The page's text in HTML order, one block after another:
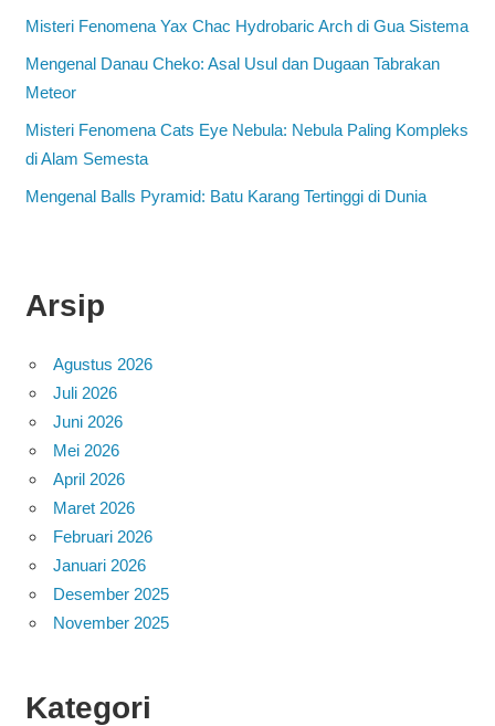
Misteri Fenomena Yax Chac Hydrobaric Arch di Gua Sistema
Mengenal Danau Cheko: Asal Usul dan Dugaan Tabrakan
Meteor
Misteri Fenomena Cats Eye Nebula: Nebula Paling Kompleks
di Alam Semesta
Mengenal Balls Pyramid: Batu Karang Tertinggi di Dunia
Arsip
Agustus 2026
Juli 2026
Juni 2026
Mei 2026
April 2026
Maret 2026
Februari 2026
Januari 2026
Desember 2025
November 2025
Kategori